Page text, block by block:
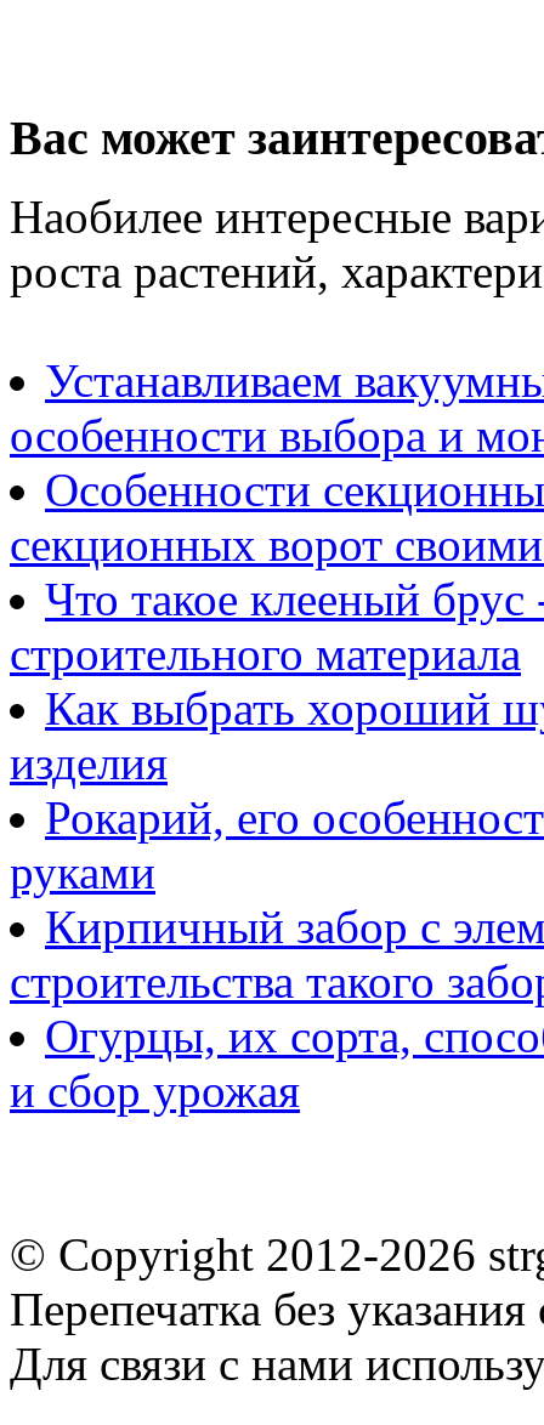
Вас может
Наобилее интересные
роста растений,
Устанавливаем
особенности выбора и
Особенности
секционных ворот
Что такое клееный брус
строительного материала
Как выбрать хороший
изделия
Рокарий, его
руками
Кирпичный забор с
строительства такого
Огурцы, их сорта,
и сбор урожая
© Copyright 2012-2026
Перепечатка без
Для связи с нами